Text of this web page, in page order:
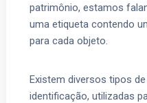
patrimônio, estamos
uma etiqueta contendo
para cada objeto.
Existem diversos tipos
identificação, utilizadas